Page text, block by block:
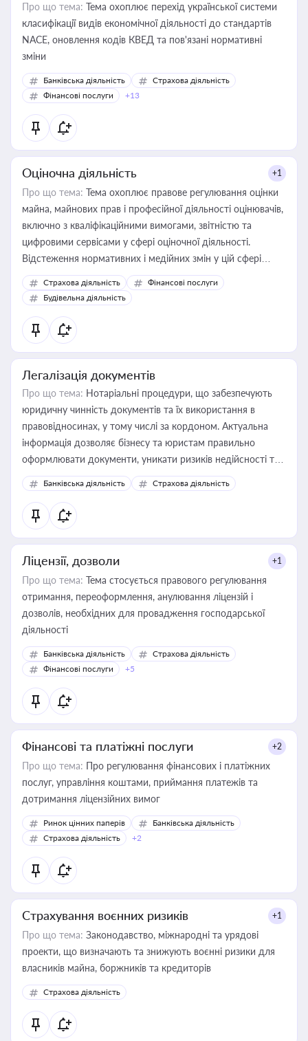
Про що тема: Тема охоплює перехід української системи
класифікації видів економічної діяльності до стандартів
NACE, оновлення кодів КВЕД та пов'язані нормативні
зміни
Банківська діяльність
Страхова діяльність
Фінансові послуги
+13
Оціночна діяльність +1
Про що тема: Тема охоплює правове регулювання оцінки
майна, майнових прав і професійної діяльності оцінювачів,
включно з кваліфікаційними вимогами, звітністю та
цифровими сервісами у сфері оціночної діяльності.
Відстеження нормативних і медійних змін у цій сфері
корисне для власника бізнесу, керівника, юриста або
бухгалтера під час оподаткування, приватизації, оренди
державного майна, корпоративних угод і перевірки
статусу суб'єктів оціночної діяльності
Страхова діяльність
Фінансові послуги
Будівельна діяльність
Легалізація документів
Про що тема: Нотаріальні процедури, що забезпечують
юридичну чинність документів та їх використання в
правовідносинах, у тому числі за кордоном. Актуальна
інформація дозволяє бізнесу та юристам правильно
оформлювати документи, уникати ризиків недійсності та
забезпечувати їх належне прийняття органами влади та
контрагентами
Банківська діяльність Страхова діяльність
Ліцензії, дозволи +1
Про що тема: Тема стосується правового регулювання
отримання, переоформлення, анулювання ліцензій і
дозволів, необхідних для провадження господарської
діяльності
Банківська діяльність
Страхова діяльність
Фінансові послуги
+5
Фінансові та платіжні послуги +2
Про що тема: Про регулювання фінансових і платіжних
послуг, управління коштами, приймання платежів та
дотримання ліцензійних вимог
Ринок цінних паперів
Банківська діяльність
Страхова діяльність
+2
Страхування воєнних ризиків +1
Про що тема: Законодавство, міжнародні та урядові
проекти, що визначають та знижують воєнні ризики для
власників майна, боржників та кредиторів
Страхова діяльність